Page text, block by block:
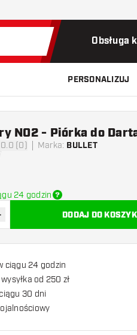
Obsługa
PERSONALIZUJ
0.0 (0) Marka: BULLET
NO2 - Piórka do
24 godzin
ilość DODAJ DO
ciągu 24 godzin
od 250 zł
30 dni